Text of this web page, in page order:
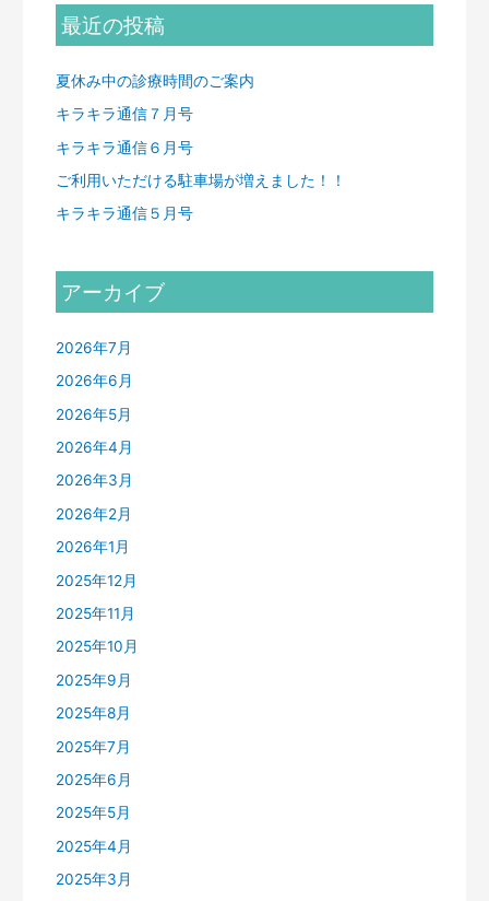
最近の投稿
夏休み中の診療時間のご案内
キラキラ通信７月号
キラキラ通信６月号
ご利用いただける駐車場が増えました！！
キラキラ通信５月号
アーカイブ
2026年7月
2026年6月
2026年5月
2026年4月
2026年3月
2026年2月
2026年1月
2025年12月
2025年11月
2025年10月
2025年9月
2025年8月
2025年7月
2025年6月
2025年5月
2025年4月
2025年3月